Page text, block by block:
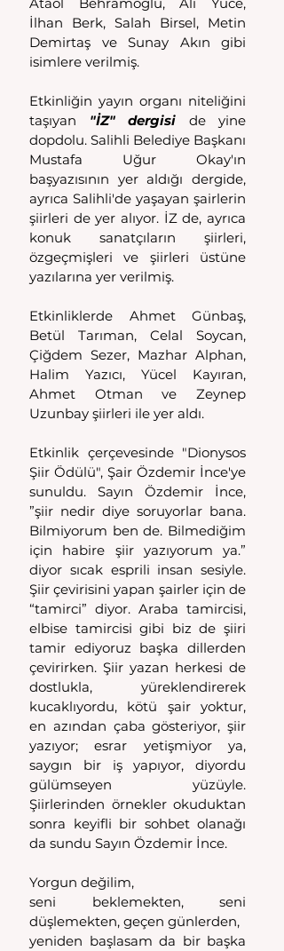
İlhan Berk, Salah Birsel, Metin
Demirtaş ve Sunay Akın gibi
isimlere verilmiş.
Etkinliğin yayın organı niteliğini
taşıyan "İZ" dergisi de yine
dopdolu. Salihli Belediye Başkanı
Mustafa Uğur Okay'ın
başyazısının yer aldığı dergide,
ayrıca Salihli'de yaşayan şairlerin
şiirleri de yer alıyor. İZ de, ayrıca
konuk sanatçıların şiirleri,
özgeçmişleri ve şiirleri üstüne
yazılarına yer verilmiş.
Etkinliklerde Ahmet Günbaş,
Betül Tarıman, Celal Soycan,
Çiğdem Sezer, Mazhar Alphan,
Halim Yazıcı, Yücel Kayıran,
Ahmet Otman ve Zeynep
Uzunbay şiirleri ile yer aldı.
Etkinlik çerçevesinde "Dionysos
Şiir Ödülü", Şair Özdemir İnce'ye
sunuldu. Sayın Özdemir İnce,
”şiir nedir diye soruyorlar bana.
Bilmiyorum ben de. Bilmediğim
için habire şiir yazıyorum ya.”
diyor sıcak esprili insan sesiyle.
Şiir çevirisini yapan şairler için de
“tamirci” diyor. Araba tamircisi,
elbise tamircisi gibi biz de şiiri
tamir ediyoruz başka dillerden
çevirirken. Şiir yazan herkesi de
dostlukla, yüreklendirerek
kucaklıyordu, kötü şair yoktur,
en azından çaba gösteriyor, şiir
yazıyor; esrar yetişmiyor ya,
saygın bir iş yapıyor, diyordu
gülümseyen yüzüyle.
Şiirlerinden örnekler okuduktan
sonra keyifli bir sohbet olanağı
da sundu Sayın Özdemir İnce.
Yorgun değilim,
seni beklemekten, seni
düşlemekten, geçen günlerden,
yeniden başlasam da bir başka